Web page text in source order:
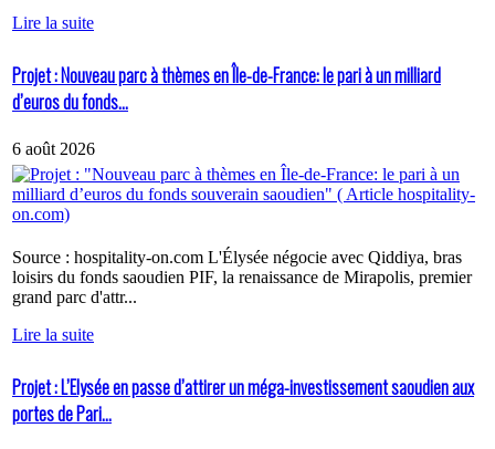
Lire la suite
Projet : Nouveau parc à thèmes en Île-de-France: le pari à un milliard
d’euros du fonds...
6 août 2026
Source : hospitality-on.com L'Élysée négocie avec Qiddiya, bras
loisirs du fonds saoudien PIF, la renaissance de Mirapolis, premier
grand parc d'attr...
Lire la suite
Projet : L’Elysée en passe d’attirer un méga-investissement saoudien aux
portes de Pari...